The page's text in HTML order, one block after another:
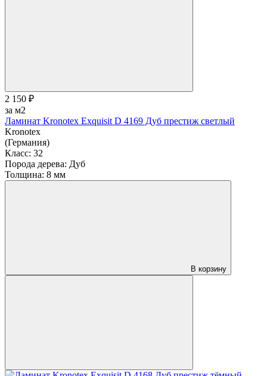
2 150 ₽
за м2
Ламинат Kronotex Exquisit D 4169 Дуб престиж светлый
Kronotex
(Германия)
Класс: 32
Порода дерева: Дуб
Толщина: 8 мм
В корзину